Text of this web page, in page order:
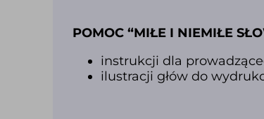
POMOC “MIŁE I NIEMIŁE
instrukcji dla
ilustracji głów do